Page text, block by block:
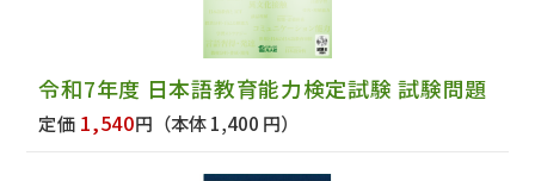
令和7年度 日本語教育能力検定試験 試験問題
定価 1,540円 （本体 1,400 円）